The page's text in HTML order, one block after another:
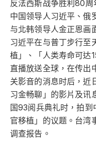
反法西斯战争胜利80周
中国领导人习近平、俄
与北韩领导人金正恩画
习近平在与普丁步行至
植」、「人类寿命可达
直播放送全球，在传出
关影音的消息时后，近
习金畅聊」的影片及讯
国93阅兵典礼时，拍
官移植」的议题。台湾
调查报告。